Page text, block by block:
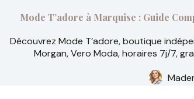
Mode T’adore à Marquise : Guide
Découvrez Mode T’adore, boutique
Morgan, Vero Moda, horaires 7j/7,